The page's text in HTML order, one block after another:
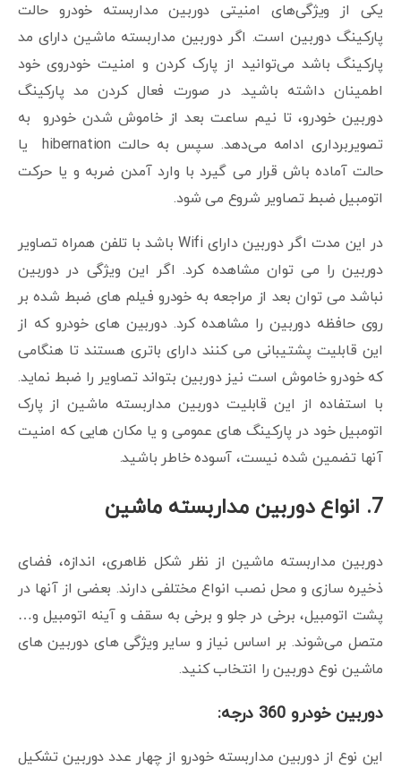
یکی از ویژگی‌های امنیتی دوربین‌ مداربسته خودرو حالت
پارکینگ دوربین است. اگر دوربین مداربسته ماشین دارای مد
پارکینگ باشد می‌توانید از پارک کردن و امنیت خودروی خود
اطمینان داشته باشید. در صورت فعال کردن مد پارکینگ
دوربین خودرو، تا نیم ساعت بعد از خاموش شدن خودرو به
تصویربرداری ادامه می‌دهد. سپس به حالت hibernation یا
حالت آماده باش قرار می گیرد با وارد آمدن ضربه‌ و یا حرکت
اتومبیل ضبط تصاویر شروع می شود.
در این مدت اگر دوربین دارای Wifi باشد با تلفن همراه تصاویر
دوربین را می توان مشاهده کرد. اگر این ویژگی در دوربین
نباشد می توان بعد از مراجعه به خودرو فیلم های ضبط شده بر
روی حافظه دوربین را مشاهده کرد. دوربین های خودرو که از
این قابلیت پشتیبانی می کنند دارای باتری هستند تا هنگامی
که خودرو خاموش است نیز دوربین بتواند تصاویر را ضبط نماید.
با استفاده از این قابلیت دوربین مداربسته ماشین از پارک
اتومبیل خود در پارکینگ های عمومی و یا مکان هایی که امنیت
آنها تضمین شده نیست، آسوده خاطر باشید.
7. انواع دوربین مداربسته ماشین
دوربین مداربسته ماشین از نظر شکل ظاهری، اندازه، فضای
ذخیره سازی و محل نصب انواع مختلفی دارند. بعضی از آنها در
پشت اتومبیل، برخی در جلو و برخی به سقف و آینه اتومبیل و…
متصل می‌شوند. بر اساس نیاز و سایر ویژگی های دوربین های
ماشین نوع دوربین را انتخاب کنید.
دوربین خودرو 360 درجه:
این نوع از دوربین مداربسته خودرو از چهار عدد دوربین تشکیل